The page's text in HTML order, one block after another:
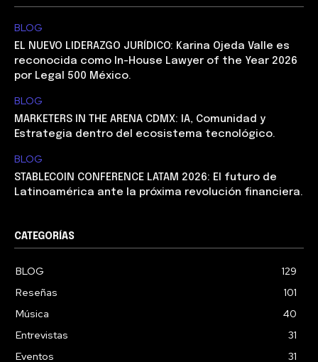
BLOG
EL NUEVO LIDERAZGO JURÍDICO: Karina Ojeda Valle es
reconocida como In-House Lawyer of the Year 2026
por Legal 500 México.
BLOG
MARKETERS IN THE ARENA CDMX: IA, Comunidad y
Estrategia dentro del ecosistema tecnológico.
BLOG
STABLECOIN CONFERENCE LATAM 2026: El futuro de
Latinoamérica ante la próxima revolución financiera.
CATEGORÍAS
BLOG
129
Reseñas
101
Música
40
Entrevistas
31
Eventos
31